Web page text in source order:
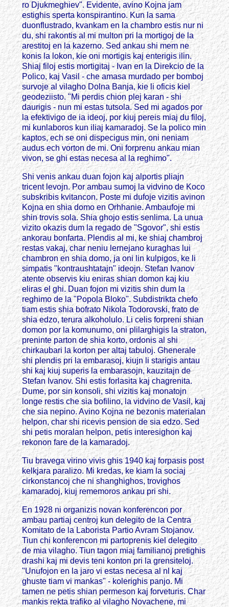
ro Djukmeghiev". Evidente, avino Kojna jam
estighis sperta konspirantino. Kun la sama
duonflustrado, kvankam en la chambro estis nur ni
du, shi rakontis al mi multon pri la mortigoj de la
arestitoj en la kazerno. Sed ankau shi mem ne
konis la lokon, kie oni mortigis kaj enterigis ilin.
Shiaj filoj estis mortigitaj - Ivan en la Direkcio de la
Polico, kaj Vasil - che amasa murdado per bomboj
survoje al vilagho Dolna Banja, kie li oficis kiel
geodeziisto. "Mi perdis chion plej karan - shi
daurigis - nun mi estas tutsola. Sed mi agados por
la efektivigo de ia ideoj, por kiuj pereis miaj du filoj,
mi kunlaboros kun iliaj kamaradoj. Se la polico min
kaptos, ech se oni dispecigus min, oni neniam
audus ech vorton de mi. Oni forprenu ankau mian
vivon, se ghi estas necesa al la reghimo".
Shi venis ankau duan fojon kaj alportis pliajn
tricent levojn. Por ambau sumoj la vidvino de Koco
subskribis kvitancon. Poste mi dufoje vizitis avinon
Kojna en shia domo en Orhhanie. Ambaufoje mi
shin trovis sola. Shia ghojo estis senlima. La unua
vizito okazis dum la regado de "Sgovor", shi estis
ankorau bonfarta. Plendis al mi, ke shiaj chambroj
restas vakaj, char neniu lernejano kuraghas lui
chambron en shia domo, ja oni lin kulpigos, ke li
simpatis "kontraushtatajn" ideojn. Stefan Ivanov
atente observis kiu eniras shian domon kaj kiu
eliras el ghi. Duan fojon mi vizitis shin dum la
reghimo de la "Popola Bloko". Subdistrikta chefo
tiam estis shia bofrato Nikola Todorovski, frato de
shia edzo, terura alkoholulo. Li celis forpreni shian
domon por la komunumo, oni plilarghigis la straton,
preninte parton de shia korto, ordonis al shi
chirkaubari la korton per altaj tabuloj. Ghenerale
shi plendis pri la embarasoj, kiujn li starigis antau
shi kaj kiuj superis la embarasojn, kauzitajn de
Stefan Ivanov. Shi estis forlasita kaj chagrenita.
Dume, por sin konsoli, shi vizitis kaj monatojn
longe restis che sia bofilino, la vidvino de Vasil, kaj
che sia nepino. Avino Kojna ne bezonis materialan
helpon, char shi ricevis pension de sia edzo. Sed
shi petis moralan helpon, petis interesighon kaj
rekonon fare de la kamaradoj.
Tiu bravega virino vivis ghis 1940 kaj forpasis post
kelkjara paralizo. Mi kredas, ke kiam la sociaj
cirkonstancoj che ni shanghighos, trovighos
kamaradoj, kiuj rememoros ankau pri shi.
En 1928 ni organizis novan konferencon por
ambau partiaj centroj kun delegito de la Centra
Komitato de la Laborista Partio Avram Stojanov.
Tiun chi konferencon mi partoprenis kiel delegito
de mia vilagho. Tiun tagon miaj familianoj pretighis
drashi kaj mi devis teni konton pri la grensiteloj.
"Unufojon en la jaro vi estas necesa al nl kaj
ghuste tiam vi mankas" - kolerighis panjo. Mi
tamen ne petis shian permeson kaj forveturis. Char
mankis rekta trafiko al vilagho Novachene, mi